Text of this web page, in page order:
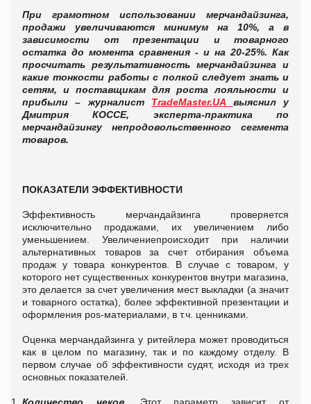
При грамотном использовании мерчандайзинга,
продажи увеличиваются минимум на 10%, а в
зависимости от презентации и товарного
остатка до момента сравнения - и на 20-25%. Как
просчитать результативность мерчандайзинга и
какие тонкости работы с полкой следует знать и
сетям, и поставщикам для роста лояльности и
прибыли – журналист TradeMaster.UA выяснил у
Дмитрия КОССЕ, эксперта-практика по
мерчандайзингу непродовольственного сегмента
товаров.
ПОКАЗАТЕЛИ ЭФФЕКТИВНОСТИ
Эффективность мерчандайзинга проверяется
исключительно продажами, их увеличением либо
уменьшением. Увеличениепроисходит при наличии
альтернативных товаров за счет отбирания объема
продаж у товара конкурентов. В случае с товаром, у
которого нет существенных конкурентов внутри магазина,
это делается за счет увеличения мест выкладки (а значит
и товарного остатка), более эффективной презентации и
оформления pos-материалами, в т.ч. ценниками.
Оценка мерчандайзинга у ритейлера может проводиться
как в целом по магазину, так и по каждому отделу. В
первом случае об эффективности судят, исходя из трех
основных показателей.
Количество чеков. Этот параметр зависит от